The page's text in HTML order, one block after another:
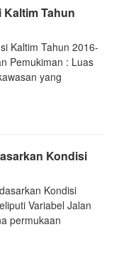
Kaltim Tahun
Kaltim Tahun 2016-
Pemukiman : Luas
yang
Kondisi
Kondisi
Variabel Jalan
permukaan